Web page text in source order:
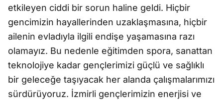
etkileyen ciddi bir sorun haline geldi. Hiçbir
gencimizin hayallerinden uzaklaşmasına, hiçbir
ailenin evladıyla ilgili endişe yaşamasına razı
olamayız. Bu nedenle eğitimden spora, sanattan
teknolojiye kadar gençlerimizi güçlü ve sağlıklı
bir geleceğe taşıyacak her alanda çalışmalarımızı
sürdürüyoruz. İzmirli gençlerimizin enerjisi ve